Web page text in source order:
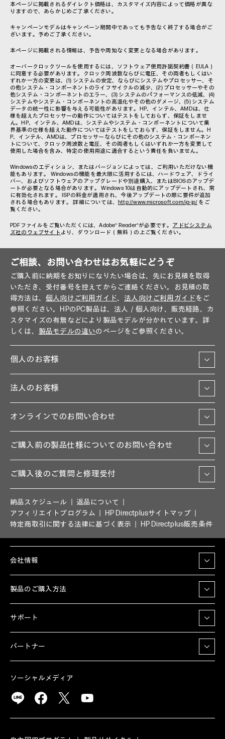
本ページに掲載されるダイレクト価格は、カスタマイズ内容によって価格が異な
りますので、あらかじめご了承ください。
キャンペーンモデルはキャンペーン期間中であっても予告なく終了する場合がご
ざいます。予めご了承ください。
本ページに掲載される情報は、予告や周知なく変更となる場合があります。
オーバークロックツールを使用するには、ソフトウェア使用許諾契約書（EULA）
に同意する必要があります。クロック周波数ならびに電圧、その両者もしくはい
ずれか一方の変更は、(1) システムの安定、ならびにシステムやプロセッサー、そ
の他システム・コンポーネントのライフサイクルの減少、(2) プロセッサーやその
他システム・コンポーネントのエラー、(3) システムのパフォーマンスの低減、(4)
システムやシステム・コンポーネントの高温化やその他のダメージ、(5) システム
データの統一性に影響を与える可能性があります。HP、インテル、AMDは、仕
様を超えたプロセッサーの動作についてはテストをしておらず、保証をしませ
ん。HP、インテル、AMDは、システムやシステム・コンポーネントについて業
界基準の仕様を超えた動作についてはテストをしておらず、保証をしません。H
P、インテル、AMDは、プロセッサーならびにその他のシステム・コンポーネン
トについて、クロック周波数と電圧、その両者もしくはいずれか一方を変更して
使用した場合を含み、特定の使用用途に適合するという責任を負いません。
Windowsのエディション、またはバージョンによっては、ご利用いただけない機
能もあります。 Windowsの機能を最大限に活用するには、ハードウェア、ドライ
バー、およびソフトウェアのアップグレードや別途購入、またはBIOSのアップデ
ートが必要となる場合があります。 Windows 10は自動的にアップデートされ、常
に有効化されます。 ISPの料金が適用され、今後アップデートの際に要件が追加
される場合もあります。 詳細については、 http://www.microsoft.com/ja-jp/ をご
覧ください。
PDFファイルをご覧いただくには、Adobe® Reader®が必要です。 アドビシステム
ズ社のウェブサイト より、ダウンロード（無料）の上ご覧ください。
ご相談、お問い合わせはお気軽にどうぞ
ご購入前に納期をお知りになりたい場合は、先にお見積を取得
いただき、受付番号を控えてからご連絡ください。お見積の取
得方法は、 個人向けご利用ガイド、 法人向けご利用ガイドをご
参照ください。HPのPC製品は、法人／個人向け、販売経路、カ
スタマイズの有無などにより製品モデルが分かれています。詳
しくは、 製品モデルの違いのページをご参照ください。
個人のお客様
法人のお客様
オンラインでのお問い合わせ
ご購入前の製品仕様についてのお問い合わせ
ご購入後のご質問と修理受付
納品スケジュール
返品について
アフィリエイトプログラム
HP Directplusサイトマップ
特定商取引に関する法律に基づく表示
HP Directplus販売条件
会社情報
製品のご購入方法
サポート
パートナー
ソーシャルメディア